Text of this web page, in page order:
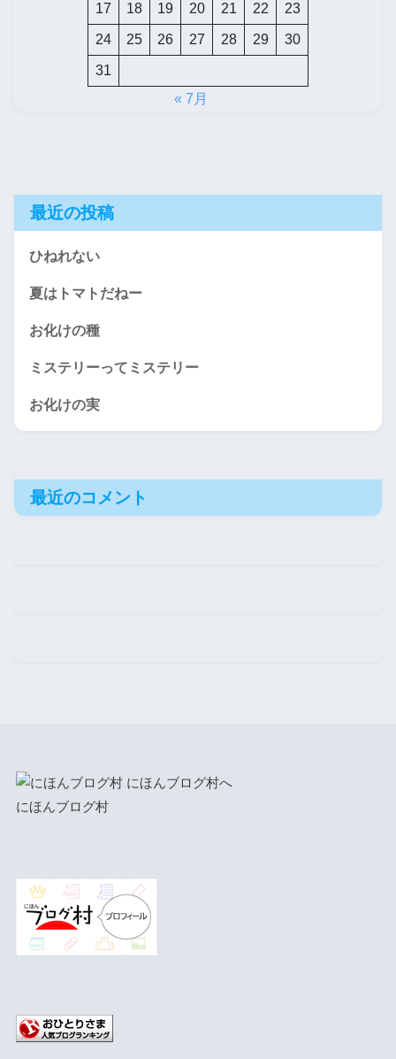
17 18 19 20 21 22 23
24 25 26 27 28 29 30
31
« 7月
最近の投稿
ひねれない
夏はトマトだねー
お化けの種
ミステリーってミステリー
お化けの実
最近のコメント
にほんブログ村